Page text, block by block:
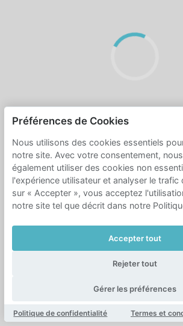
Préférences de Cookies
Nous utilisons des cookies essentiels
notre site. Avec votre consentement,
également utiliser des cookies non
l'expérience utilisateur et analyser le trafic
sur « Accepter », vous acceptez
notre site tel que décrit dans notre
Accepter tout
Rejeter tout
Gérer les préférences
Politique de confidentialité Termes et